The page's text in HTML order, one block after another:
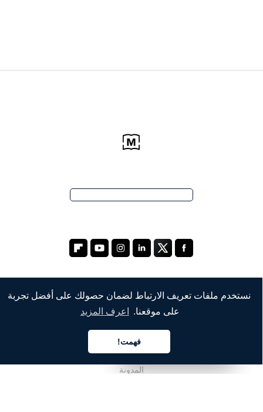
نستخدم ملفات تعريف الارتباط لضمان حصولك على أفضل تجربة
على موقعنا.
اعرف المزيد
فهمت!
الشركة
من نحن
خدماتنا
المدونة
العربية
العربية
العربية